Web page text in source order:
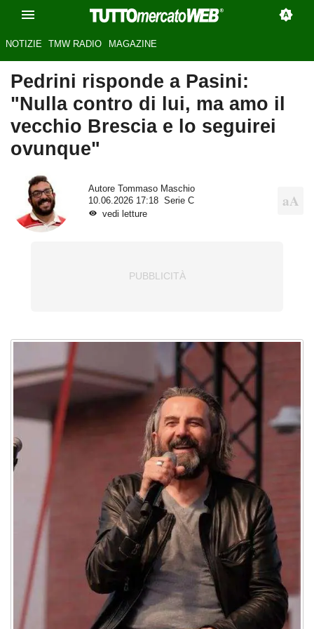
NOTIZIE TMW RADIO MAGAZINE
Pedrini risponde a Pasini:
"Nulla contro di lui, ma amo il
vecchio Brescia e lo seguirei
ovunque"
Autore
Tommaso Maschio
10.06.2026 17:18
Serie C
vedi letture